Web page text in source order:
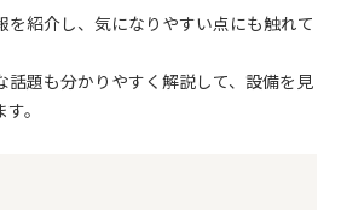
を紹介し、気になりやすい点にも触れて
話題も分かりやすく解説して、設備を見
。